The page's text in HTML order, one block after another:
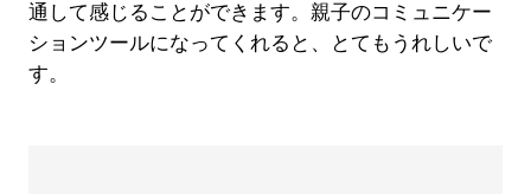
通して感じることができます。親子のコミュニケー
ションツールになってくれると、とてもうれしいで
す。